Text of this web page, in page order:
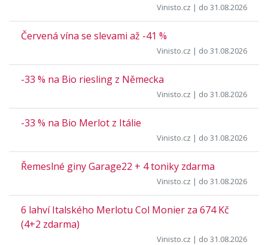
Vinisto.cz | do 31.08.2026
Červená vína se slevami až -41 %
Vinisto.cz | do 31.08.2026
-33 % na Bio riesling z Německa
Vinisto.cz | do 31.08.2026
-33 % na Bio Merlot z Itálie
Vinisto.cz | do 31.08.2026
Řemeslné giny Garage22 + 4 toniky zdarma
Vinisto.cz | do 31.08.2026
6 lahví Italského Merlotu Col Monier za 674 Kč
(4+2 zdarma)
Vinisto.cz | do 31.08.2026